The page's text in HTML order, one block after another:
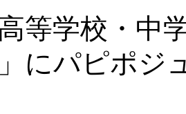
高等学校・中
にパピポジ